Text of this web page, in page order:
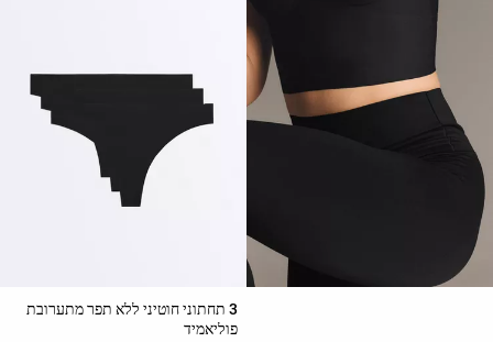
פעילות
ראה
לפי
אופנה
3 תחתוני חוטיני ללא תפר מתערובת
פוליאמיד